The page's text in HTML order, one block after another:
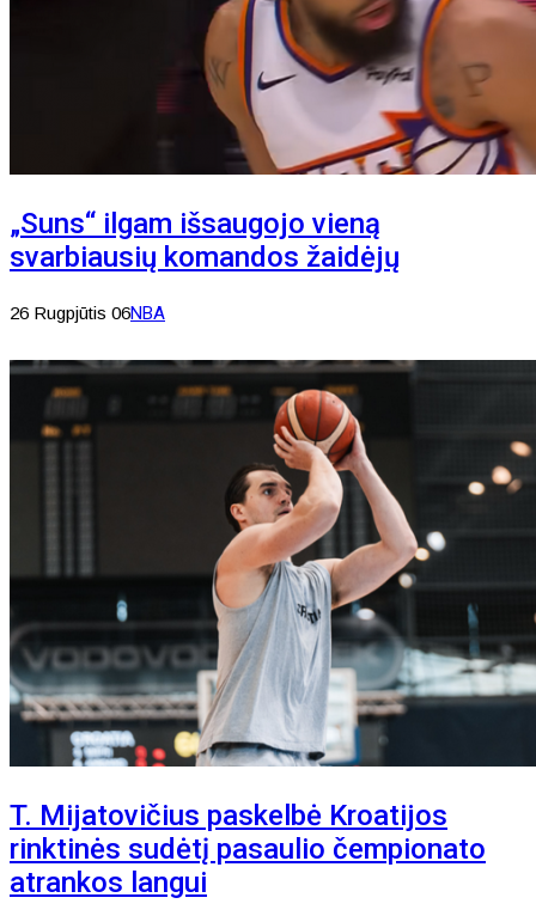
„Suns“ ilgam išsaugojo vieną
svarbiausių komandos žaidėjų
26 Rugpjūtis 06NBA
T. Mijatovičius paskelbė Kroatijos
rinktinės sudėtį pasaulio čempionato
atrankos langui